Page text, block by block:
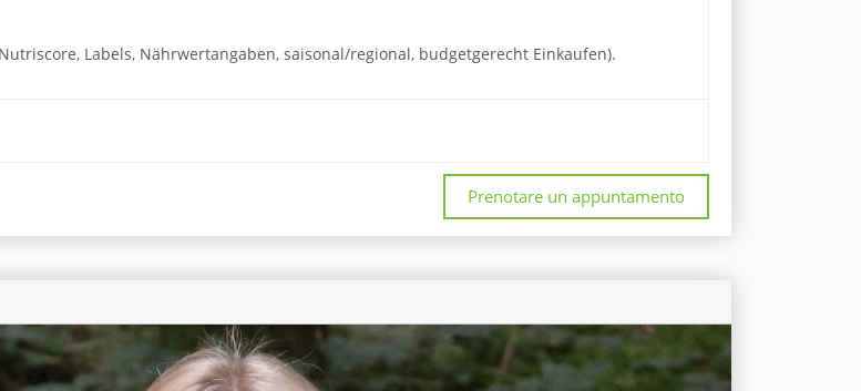
Labels, Nährwertangaben, saisonal/regional, budgetgerecht Einkaufen).
Prenotare un appuntamento